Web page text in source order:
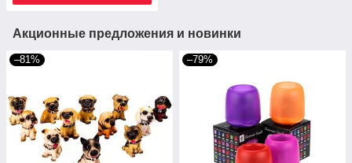
Акционные предложения и новинки
–81% –79%